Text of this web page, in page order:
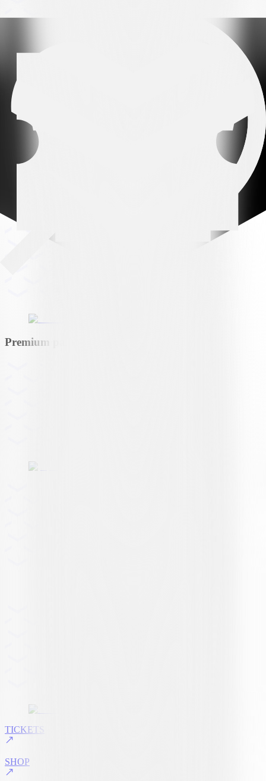
Premium partner
TICKETS
SHOP